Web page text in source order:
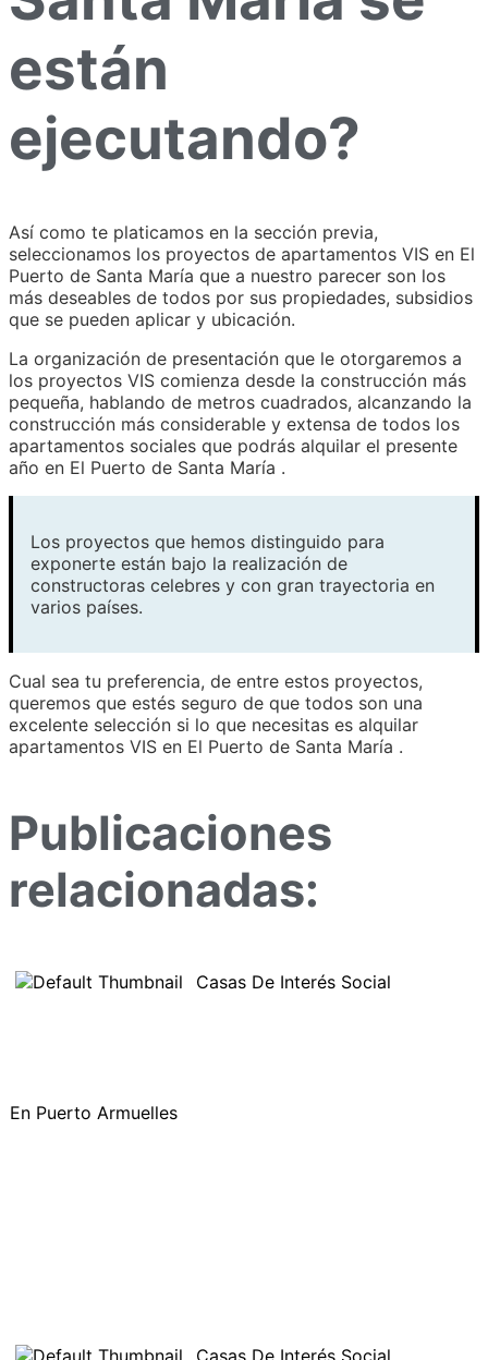
están
ejecutando?
Así como te platicamos en la sección previa,
seleccionamos los proyectos de apartamentos VIS en El
Puerto de Santa María que a nuestro parecer son los
más deseables de todos por sus propiedades, subsidios
que se pueden aplicar y ubicación.
La organización de presentación que le otorgaremos a
los proyectos VIS comienza desde la construcción más
pequeña, hablando de metros cuadrados, alcanzando la
construcción más considerable y extensa de todos los
apartamentos sociales que podrás alquilar el presente
año en El Puerto de Santa María .
Los proyectos que hemos distinguido para
exponerte están bajo la realización de
constructoras celebres y con gran trayectoria en
varios países.
Cual sea tu preferencia, de entre estos proyectos,
queremos que estés seguro de que todos son una
excelente selección si lo que necesitas es alquilar
apartamentos VIS en El Puerto de Santa María .
Publicaciones
relacionadas:
Casas De Interés Social
En Puerto Armuelles